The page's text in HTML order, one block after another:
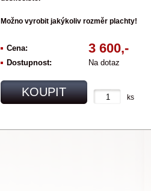
Možno vyrobit jakýkoliv rozměr plachty!
Cena: 3 600,-
Dostupnost: Na dotaz
KOUPIT ks